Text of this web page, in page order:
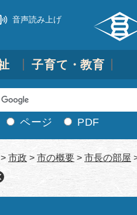
音声読み上げ
子育て・教育
ページ PDF
> 市政 > 市の概要 > 市長の部屋